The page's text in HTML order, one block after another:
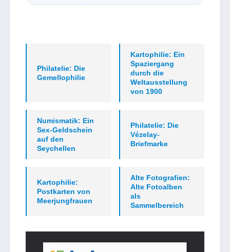
Philatelie: Die
Gemellophilie
Kartophilie: Ein
Spaziergang
durch die
Weltausstellung
von 1900
Numismatik: Ein
Sex-Geldschein
auf den
Seychellen
Philatelie: Die
Vézelay-
Briefmarke
Kartophilie:
Postkarten von
Meerjungfrauen
Alte Fotografien:
Alte Fotoalben
als
Sammelbereich